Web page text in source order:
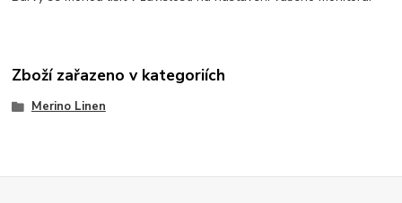
Zboží zařazeno v kategoriích
Merino Linen